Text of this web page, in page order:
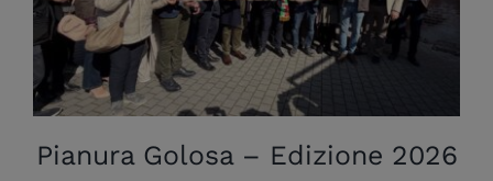
Pianura Golosa – Edizione 2026